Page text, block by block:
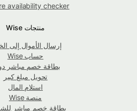
availability checker
منتجات Wise
إرسال الأموال إلى
حساب Wise
بطاقة خصم مباشر
تحويل مبلغ كبير
استلام المال
منصة Wise
بطاقة خصم مباشر